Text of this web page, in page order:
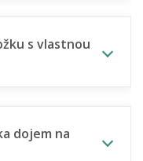
s vlastnou
dojem na